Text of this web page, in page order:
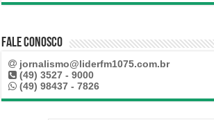
Fale Conosco
jornalismo@liderfm1075.com.br
(49) 3527 - 9000
(49) 98437 - 7826